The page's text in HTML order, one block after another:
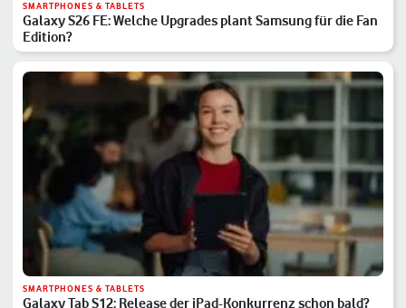
SMARTPHONES & TABLETS
Galaxy S26 FE: Welche Upgrades plant Samsung für die Fan
Edition?
SMARTPHONES & TABLETS
Galaxy Tab S12: Release der iPad-Konkurrenz schon bald?